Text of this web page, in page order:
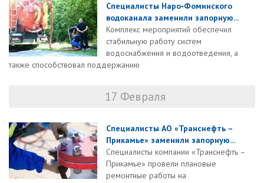
Специалисты Наро‑Фоминского
водоканала заменили запорную...
Комплекс мероприятий обеспечил
стабильную работу систем
водоснабжения и водоотведения, а
также способствовал поддержанию
17 Февраля
Специалисты АО «Транснефть –
Прикамье» заменили запорную...
Специалисты компании «Транснефть –
Прикамье» провели плановые
ремонтные работы на